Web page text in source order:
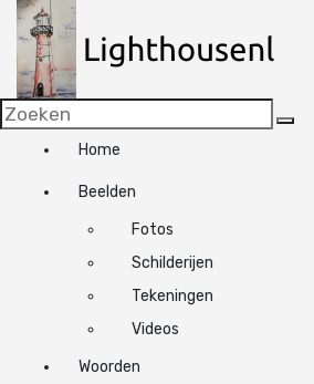
d
e
Home
Beelden
Fotos
Schilderijen
Tekeningen
Videos
Woorden